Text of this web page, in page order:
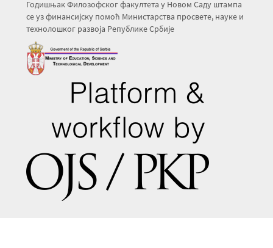
Годишњак Филозофског факултета у Новом Саду штампа
се уз финансијску помоћ Министарства просвете, науке и
технолошког развоја Републике Србије